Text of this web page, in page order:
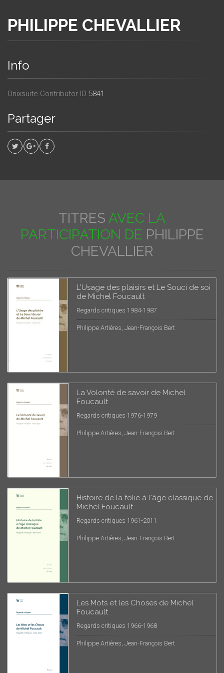
PHILIPPE CHEVALLIER
Info
Onixsuite Contributor ID 5841
Partager
TITRES AVEC LA
PARTICIPATION DE PHILIPPE
CHEVALLIER
L'Usage des plaisirs et Le Souci de soi
de Michel Foucault
Regards critiques 1984-1987
Philippe Artières, Jean-François Bert
La Volonté de savoir de Michel
Foucault
Regards critiques 1976-1979
Philippe Artières, Jean-François Bert
Histoire de la folie à l'âge classique de
Michel Foucault.
Regards critiques 1961-2011
Philippe Artières, Jean-François Bert
Les Mots et les Choses de Michel
Foucault
Regards critiques 1966-1968
Philippe Artières, Jean-François Bert